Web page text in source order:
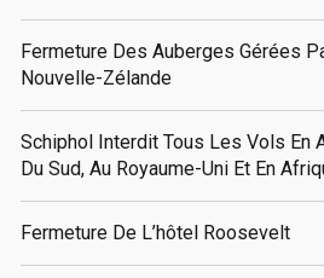
Fermeture Des Auberges Gérées
Nouvelle-Zélande
Schiphol Interdit Tous Les Vols En
Du Sud, Au Royaume-Uni Et En
Fermeture De L’hôtel Roosevelt